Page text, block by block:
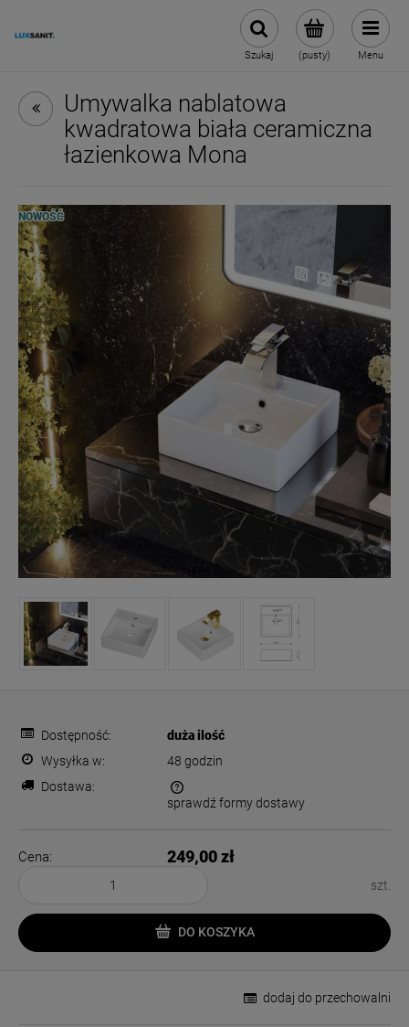
(pusty)
Szukaj Menu
Umywalka nablatowa
kwadratowa biała ceramiczna
łazienkowa Mona
NOWOŚĆ
Dostępność:
duża ilość
Wysyłka w:
48 godzin
Dostawa:
Cena nie zawiera ewentualnych kosztów płatności
sprawdź formy dostawy
Cena: 249,00 zł
szt.
DO KOSZYKA
dodaj do przechowalni